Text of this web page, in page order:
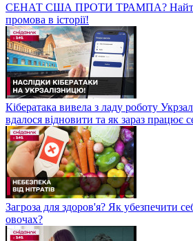
СЕНАТ США ПРОТИ ТРАМПА?
промова в історії!
Кібератака вивела з ладу роботу
вдалося відновити та як зараз працює
Загроза для здоров'я? Як убезпечити
овочах?